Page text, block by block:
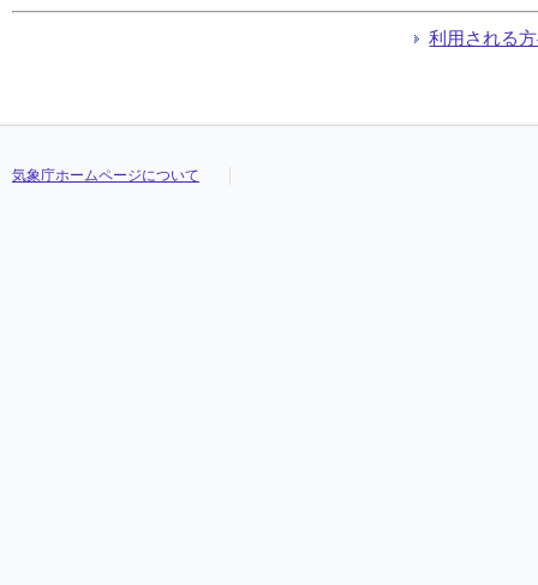
利用される
気象庁ホームページについて